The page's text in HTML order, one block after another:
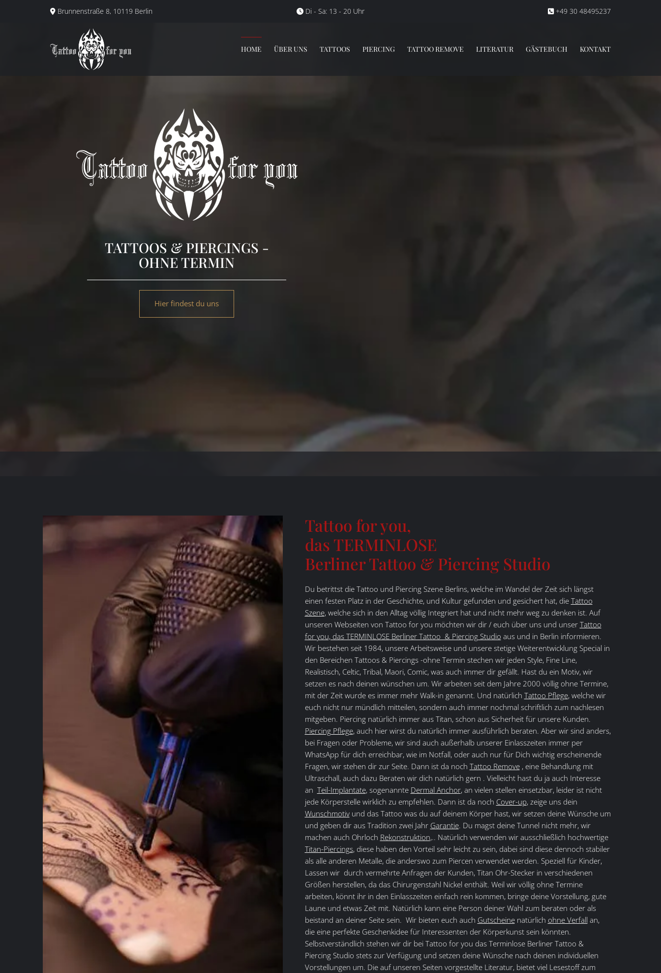
 Brunnenstraße 8, 10119 Berlin Di - Sa: 13 - 20 Uhr  +49 30 48495237
HOME ÜBER UNS TATTOOS PIERCING TATTOO REMOVE LITERATUR GÄSTEBUCH KONTAKT
TATTOOS & PIERCINGS -
OHNE TERMIN
Hier findest du uns
Tattoo for you,
das TERMINLOSE
Berliner Tattoo & Piercing Studio
Du betrittst die Tattoo und Piercing Szene Berlins, welche im Wandel der Zeit sich längst
einen festen Platz in der Geschichte, und Kultur gefunden und gesichert hat, die Tattoo
Szene, welche sich in den Alltag völlig Integriert hat und nicht mehr weg zu denken ist. Auf
unseren Webseiten von Tattoo for you möchten wir dir / euch über uns und unser Tattoo
for you, das TERMINLOSE Berliner Tattoo & Piercing Studio aus und in Berlin informieren.
Wir bestehen seit 1984, unsere Arbeitsweise und unsere stetige Weiterentwicklung Special in
den Bereichen Tattoos & Piercings -ohne Termin stechen wir jeden Style, Fine Line,
Realistisch, Celtic, Tribal, Maori, Comic, was auch immer dir gefällt. Hast du ein Motiv, wir
setzen es nach deinen wünschen um. Wir arbeiten seit dem Jahre 2000 völlig ohne Termine,
mit der Zeit wurde es immer mehr Walk-in genannt. Und natürlich Tattoo Pflege, welche wir
euch nicht nur mündlich mitteilen, sondern auch immer nochmal schriftlich zum nachlesen
mitgeben. Piercing natürlich immer aus Titan, schon aus Sicherheit für unsere Kunden.
Piercing Pflege, auch hier wirst du natürlich immer ausführlich beraten. Aber wir sind anders,
bei Fragen oder Probleme, wir sind auch außerhalb unserer Einlasszeiten immer per
WhatsApp für dich erreichbar, wie im Notfall, oder auch nur für Dich wichtig erscheinende
Fragen, wir stehen dir zur Seite. Dann ist da noch Tattoo Remove, eine Behandlung mit
Ultraschall, auch dazu Beraten wir dich natürlich gern . Vielleicht hast du ja auch Interesse
an Teil-Implantate, sogenannte Dermal Anchor, an vielen stellen einsetzbar, leider ist nicht
jede Körperstelle wirklich zu empfehlen. Dann ist da noch Cover-up, zeige uns dein
Wunschmotivund das Tattoo was du auf deinem Körper hast, wir setzen deine Wünsche um
und geben dir aus Tradition zwei Jahr Garantie. Du magst deine Tunnel nicht mehr, wir
machen auch Ohrloch Rekonstruktion,.. Natürlich verwenden wir ausschließlich hochwertige
Titan-Piercings, diese haben den Vorteil sehr leicht zu sein, dabei sind diese dennoch stabiler
als alle anderen Metalle, die anderswo zum Piercen verwendet werden. Speziell für Kinder,
Lassen wir durch vermehrte Anfragen der Kunden, Titan Ohr-Stecker in verschiedenen
Größen herstellen, da das Chirurgenstahl Nickel enthält. Weil wir völlig ohne Termine
arbeiten, könnt ihr in den Einlasszeiten einfach rein kommen, bringe deine Vorstellung, gute
Laune und etwas Zeit mit. Natürlich kann eine Person deiner Wahl zum beraten oder als
beistand an deiner Seite sein. Wir bieten euch auch Gutscheinenatürlich ohne Verfall an,
die eine perfekte Geschenkidee für Interessenten der Körperkunst sein könnten.
Selbstverständlich stehen wir dir bei Tattoo for you das Terminlose Berliner Tattoo &
Piercing Studio stets zur Verfügung und setzen deine Wünsche nach deinen individuellen
Vorstellungen um. Die auf unseren Seiten vorgestellte Literatur, bietet viel Lesestoff zum